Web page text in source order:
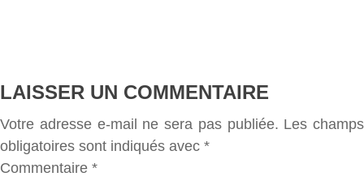
LAISSER UN COMMENTAIRE
Votre adresse e-mail ne sera pas publiée. Les champs
obligatoires sont indiqués avec *
Commentaire *